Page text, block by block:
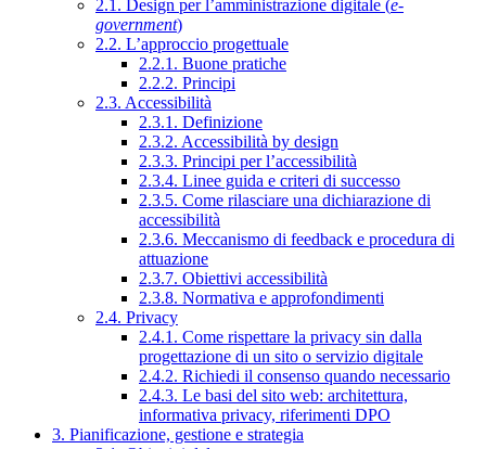
2.1. Design per l’amministrazione digitale (e-
government)
2.2. L’approccio progettuale
2.2.1. Buone pratiche
2.2.2. Principi
2.3. Accessibilità
2.3.1. Definizione
2.3.2. Accessibilità by design
2.3.3. Principi per l’accessibilità
2.3.4. Linee guida e criteri di successo
2.3.5. Come rilasciare una dichiarazione di
accessibilità
2.3.6. Meccanismo di feedback e procedura di
attuazione
2.3.7. Obiettivi accessibilità
2.3.8. Normativa e approfondimenti
2.4. Privacy
2.4.1. Come rispettare la privacy sin dalla
progettazione di un sito o servizio digitale
2.4.2. Richiedi il consenso quando necessario
2.4.3. Le basi del sito web: architettura,
informativa privacy, riferimenti DPO
3. Pianificazione, gestione e strategia